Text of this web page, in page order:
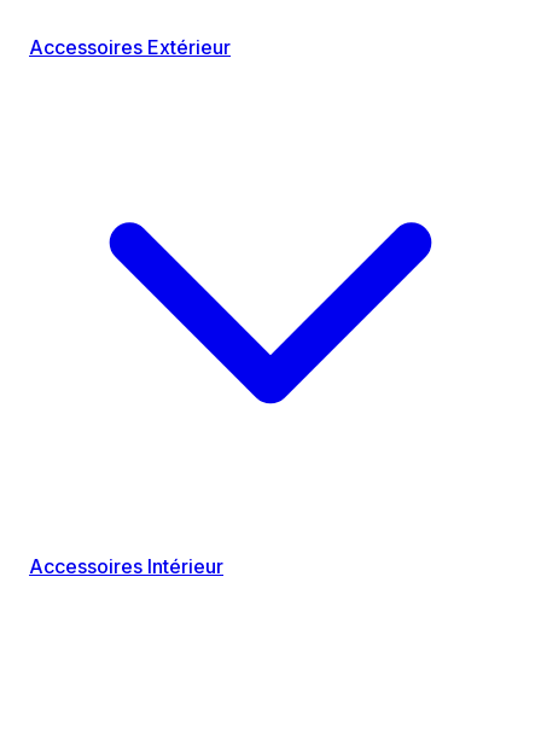
Accessoires Extérieur
Accessoires Intérieur